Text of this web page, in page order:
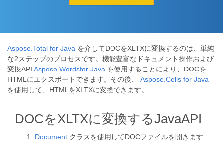
Aspose.Total for Java を介してDOCをXLTXに変換するのは、単純
な2ステップのプロセスです。機能豊富なドキュメント操作および
変換API Aspose.Wordsfor Java を使用することにより、DOCを
HTMLにエクスポートできます。その後、 Aspose.Cells for Java
を使用して、HTMLをXLTXに変換できます。
DOCをXLTXに変換するJavaAPI
Document クラスを使用してDOCファイルを開きます